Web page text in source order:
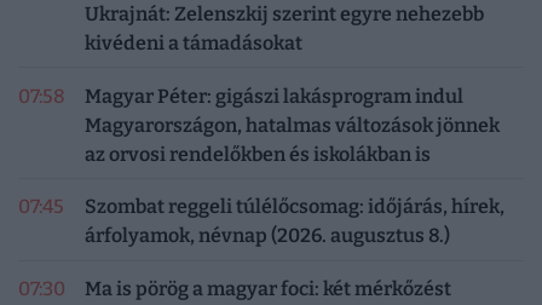
Ukrajnát: Zelenszkij szerint egyre nehezebb
kivédeni a támadásokat
07:58
Magyar Péter: gigászi lakásprogram indul
Magyarországon, hatalmas változások jönnek
az orvosi rendelőkben és iskolákban is
07:45
Szombat reggeli túlélőcsomag: időjárás, hírek,
árfolyamok, névnap (2026. augusztus 8.)
07:30
Ma is pörög a magyar foci: két mérkőzést